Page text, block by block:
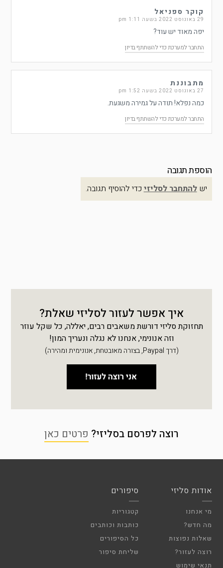
קוקר ספניאל
29 באוגוסט 2022 בשעה 1:11 pm
יפה מאוד יש עוד?
התחבר למערכת כדי להשתתף בדיון
מתבוננת
27 באוגוסט 2022 בשעה 1:52 pm
כמה נפלא! תודה על גמירה משגעת.
התחבר למערכת כדי להשתתף בדיון
הוספת תגובה
ישלהתחבר לסליזיכדי להוסיף תגובה.
איך אפשר לעזור לסליזי שאלת?
תחזוקת סליזי דורשת משאבים רבים, יאללה, כל שקל עוזר
וזה אנונימי, אנחנו לא נגלה ונעריך המון!
(דרך Paypal, בצורה מאובטחת, אנונימית ומהירה)
רוצה לפרסם בסליזי? פרטים כאן
אודות סליזי
מי אנחנו
מה חדש?
שאלות נפוצות
רוצה לעזור?
תנאי שימוש
סיפורים
קטגוריות
כותבות וכותבים
כל הסיפורים
שליחת סיפור